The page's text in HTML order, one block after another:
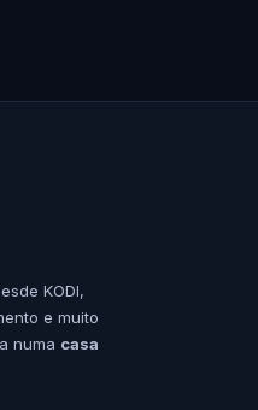
KODI,
e muito
numa casa